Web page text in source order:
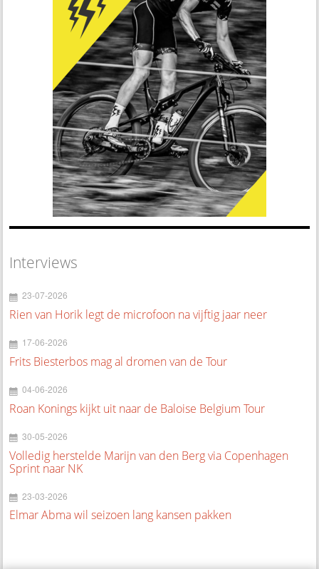
Interviews
23-07-2026
Rien van Horik legt de microfoon na vijftig jaar neer
17-06-2026
Frits Biesterbos mag al dromen van de Tour
04-06-2026
Roan Konings kijkt uit naar de Baloise Belgium Tour
30-05-2026
Volledig herstelde Marijn van den Berg via Copenhagen
Sprint naar NK
23-03-2026
Elmar Abma wil seizoen lang kansen pakken